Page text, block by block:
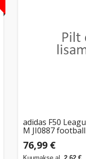
adidas F50
M JI0887
76,99 €